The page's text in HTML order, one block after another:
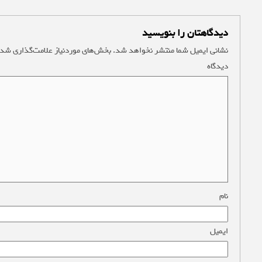
دیدگاهتان را بنویسید
نشانی ایمیل شما منتشر نخواهد شد.بخش‌های موردنیاز علامت‌گذاری
دیدگاه
نام
ایمیل